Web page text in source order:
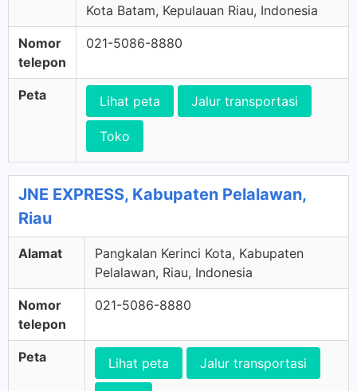
Kota Batam, Kepulauan Riau, Indonesia
Nomor
telepon
021-5086-8880
Peta Lihat peta Jalur transportasi
Toko
JNE EXPRESS, Kabupaten Pelalawan,
Riau
Alamat
Pangkalan Kerinci Kota, Kabupaten
Pelalawan, Riau, Indonesia
Nomor
telepon
021-5086-8880
Peta Lihat peta Jalur transportasi